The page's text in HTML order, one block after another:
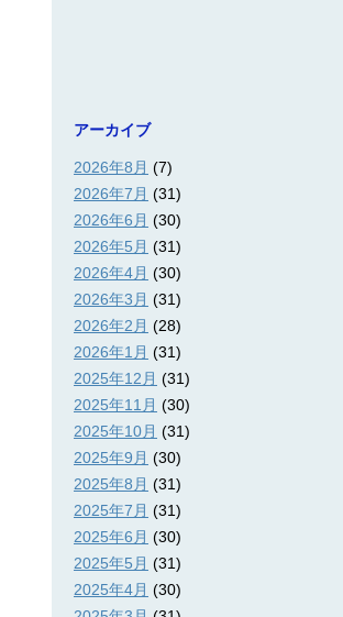
アーカイブ
2026年8月 (7)
2026年7月 (31)
2026年6月 (30)
2026年5月 (31)
2026年4月 (30)
2026年3月 (31)
2026年2月 (28)
2026年1月 (31)
2025年12月 (31)
2025年11月 (30)
2025年10月 (31)
2025年9月 (30)
2025年8月 (31)
2025年7月 (31)
2025年6月 (30)
2025年5月 (31)
2025年4月 (30)